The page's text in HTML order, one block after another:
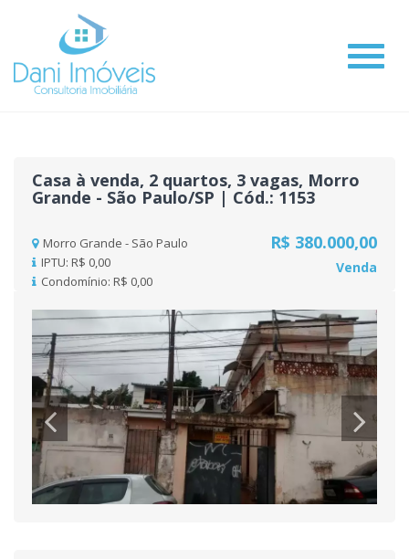
#
Casa à venda, 2 quartos, 3 vagas, Morro
Grande - São Paulo/SP | Cód.: 1153
Morro Grande - São Paulo
IPTU: R$ 0,00
Condomínio: R$ 0,00
R$ 380.000,00
Venda
Previous